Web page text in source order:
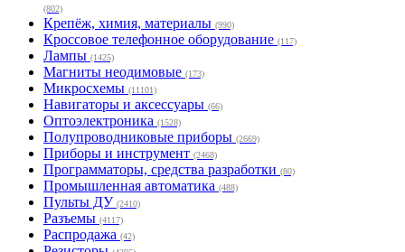
(802)
Крепёж, химия, материалы (990)
Кроссовое телефонное оборудование (117)
Лампы (1425)
Магниты неодимовые (173)
Микросхемы (11101)
Навигаторы и аксессуары (66)
Оптоэлектроника (1528)
Полупроводниковые приборы (2669)
Приборы и инструмент (2468)
Программаторы, средства разработки (80)
Промышленная автоматика (488)
Пульты ДУ (2410)
Разъемы (4117)
Распродажа (42)